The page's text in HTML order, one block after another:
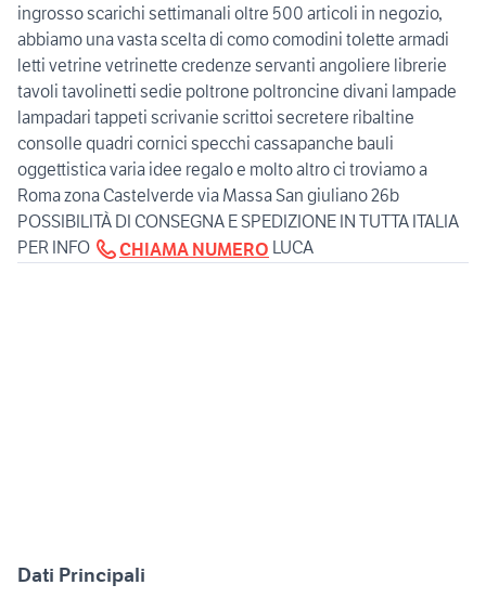
ingrosso scarichi settimanali oltre 500 articoli in negozio,
abbiamo una vasta scelta di como comodini tolette armadi
letti vetrine vetrinette credenze servanti angoliere librerie
tavoli tavolinetti sedie poltrone poltroncine divani lampade
lampadari tappeti scrivanie scrittoi secretere ribaltine
consolle quadri cornici specchi cassapanche bauli
oggettistica varia idee regalo e molto altro ci troviamo a
Roma zona Castelverde via Massa San giuliano 26b
POSSIBILITÀ DI CONSEGNA E SPEDIZIONE IN TUTTA ITALIA
PER INFO
CHIAMA NUMERO LUCA
Dati Principali